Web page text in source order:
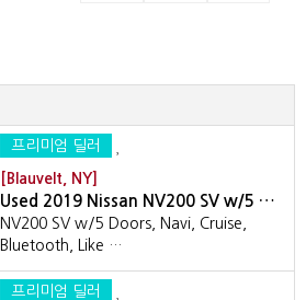
프리미엄 딜러
[Blauvelt, NY]
Used 2019 Nissan NV200 SV w/5 …
NV200 SV w/5 Doors, Navi, Cruise,
Bluetooth, Like …
프리미엄 딜러